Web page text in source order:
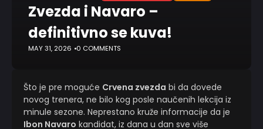
Zvezda i Navaro –
definitivno se kuva!
MAY 31, 2026 0 COMMENTS
Što je pre moguće Crvena zvezda bi da dovede
novog trenera, ne bilo kog posle naučenih lekcija iz
minule sezone. Neprestano kruže informacije da je
Ibon Navaro kandidat, iz dana u dan sve više